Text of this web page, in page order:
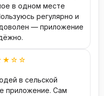
в одном месте
регулярно и
— приложение
в сельской
приложение. Сам